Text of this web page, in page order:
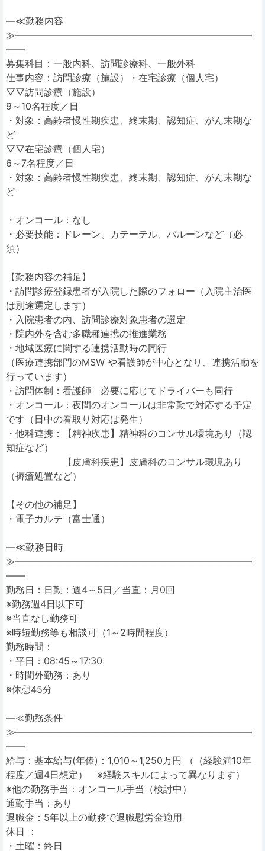
―≪勤務内容
≫―――――――――――――――――――――――――
――
募集科目：一般内科、訪問診療科、一般外科
仕事内容：訪問診療（施設）・在宅診療（個人宅）
▽▽訪問診療（施設）
9～10名程度／日
・対象：高齢者慢性期疾患、終末期、認知症、がん末期な
ど
▽▽在宅診療（個人宅）
6～7名程度／日
・対象：高齢者慢性期疾患、終末期、認知症、がん末期な
ど
・オンコール：なし
・必要技能：ドレーン、カテーテル、バルーンなど（必
須）
【勤務内容の補足】
・訪問診療登録患者が入院した際のフォロー（入院主治医
は別途選定します）
・入院患者の内、訪問診療対象患者の選定
・院内外を含む多職種連携の推進業務
・地域医療に関する連携活動時の同行
（医療連携部門のMSW や看護師が中心となり、連携活動を
行っています）
・訪問体制：看護師 必要に応じてドライバーも同行
・オンコール：夜間のオンコールは非常勤で対応する予定
です（日中の看取り対応は発生）
・他科連携：【精神疾患】精神科のコンサル環境あり（認
知症など）
【皮膚科疾患】皮膚科のコンサル環境あり
（褥瘡処置など）
【その他の補足】
・電子カルテ（富士通）
―≪勤務日時
≫―――――――――――――――――――――――――
――
勤務日：日勤：週4～5日／当直：月0回
※勤務週4日以下可
※当直なし勤務可
※時短勤務等も相談可（1～2時間程度）
勤務時間：
・平日：08:45～17:30
・時間外勤務：あり
※休憩45分
―≪勤務条件
≫―――――――――――――――――――――――――
――
給与：基本給与(年俸)：1,010～1,250万円 （（経験満10年
程度／週4日想定） ※経験スキルによって異なります）
※他の勤務手当：オンコール手当（検討中）
通勤手当：あり
退職金：5年以上の勤務で退職慰労金適用
休日 ：
・土曜：終日